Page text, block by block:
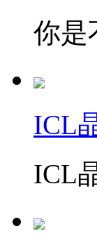
你是
ICL
ICL